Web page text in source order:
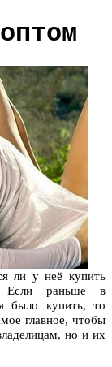
ли у неё купить
Если раньше в
было купить, то
главное, чтобы
но и их